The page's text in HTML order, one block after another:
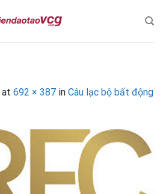
at 692 × 387 in Câu lạc bộ bất động